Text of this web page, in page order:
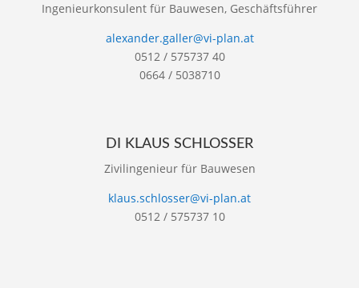
Ingenieurkonsulent für Bauwesen, Geschäftsführer
alexander.galler@vi-plan.at
0512 / 575737 40
0664 / 5038710
DI KLAUS SCHLOSSER
Zivilingenieur für Bauwesen
klaus.schlosser@vi-plan.at
0512 / 575737 10